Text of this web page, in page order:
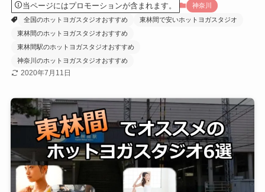
当ページにはプロモーションが含まれます。
神奈川
全国のホットヨガスタジオおすすめ
東林間で安いホットヨガスタジオ
東林間のホットヨガスタジオおすすめ
東林間駅のホットヨガスタジオおすすめ
神奈川のホットヨガスタジオおすすめ
2020年7月11日